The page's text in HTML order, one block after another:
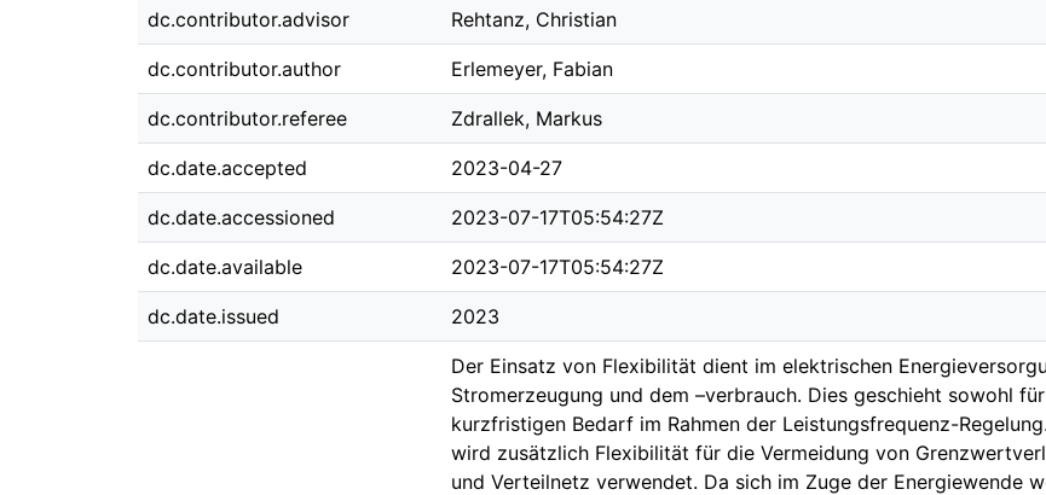
dc.contributor.advisor Rehtanz, Christian
dc.contributor.author Erlemeyer, Fabian
dc.contributor.referee Zdrallek, Markus
dc.date.accepted 2023-04-27
dc.date.accessioned 2023-07-17T05:54:27Z
dc.date.available 2023-07-17T05:54:27Z
dc.date.issued 2023
Der Einsatz von Flexibilität dient im elektrischen
Stromerzeugung und dem –verbrauch. Dies geschieht sowohl
kurzfristigen Bedarf im Rahmen der Leistungsfrequenz-
wird zusätzlich Flexibilität für die Vermeidung von
und Verteilnetz verwendet. Da sich im Zuge der Energiewende